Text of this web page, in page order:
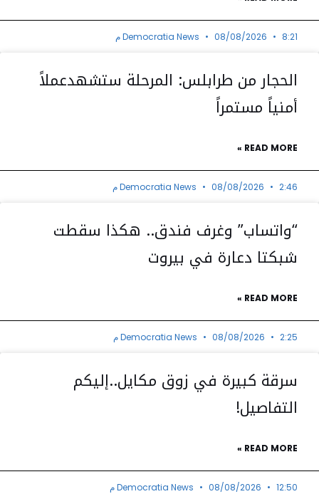
Democratia News 08/08/2026 8:21 م
الحجار من طرابلس: المرحلة ستشهدعملاً
أمنياً مستمراً
READ MORE »
Democratia News 08/08/2026 2:46 م
“واتساب” وغرف فندق.. هكذا سقطت
شبكتا دعارة في بيروت
READ MORE »
Democratia News 08/08/2026 2:25 م
سرقة كبيرة في زوق مكايل..إليكم
التفاصيل!
READ MORE »
Democratia News 08/08/2026 12:50 م